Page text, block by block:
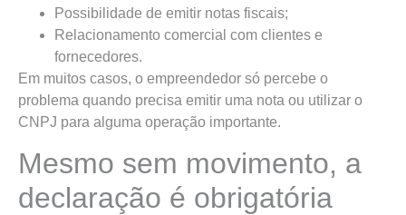
Possibilidade de emitir notas fiscais;
Relacionamento comercial com clientes e
fornecedores.
Em muitos casos, o empreendedor só percebe o
problema quando precisa emitir uma nota ou utilizar o
CNPJ para alguma operação importante.
Mesmo sem movimento, a
declaração é obrigatória